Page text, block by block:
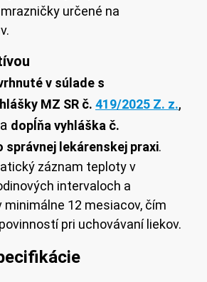
určené na
v súlade s
MZ SR č. 419/2025 Z. z.,
dopĺňa vyhláška č.
správnej lekárenskej praxi.
záznam teploty v
intervaloch a
minimálne 12 mesiacov, čím
pri uchovávaní liekov.